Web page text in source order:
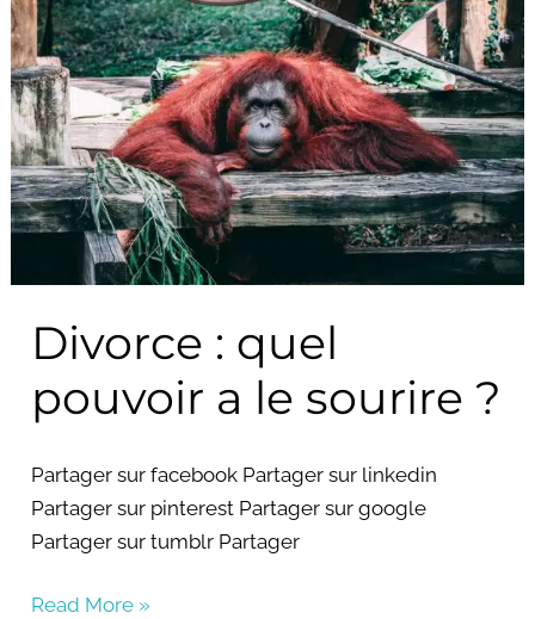
Divorce : quel
pouvoir a le sourire ?
Partager sur facebook Partager sur linkedin
Partager sur pinterest Partager sur google
Partager sur tumblr Partager
:
quel
pouvoir
a
le
sourire
?
Read More »